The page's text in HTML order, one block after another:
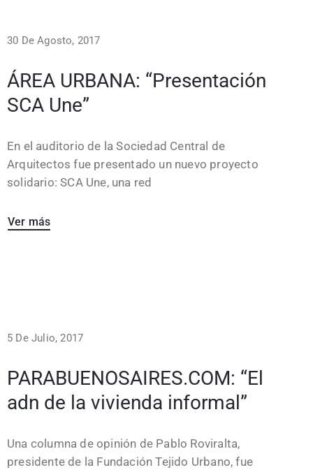
30 De Agosto, 2017
ÁREA URBANA: “Presentación
SCA Une”
En el auditorio de la Sociedad Central de
Arquitectos fue presentado un nuevo proyecto
solidario: SCA Une, una red
Ver más
5 De Julio, 2017
PARABUENOSAIRES.COM: “El
adn de la vivienda informal”
Una columna de opinión de Pablo Roviralta,
presidente de la Fundación Tejido Urbano, fue